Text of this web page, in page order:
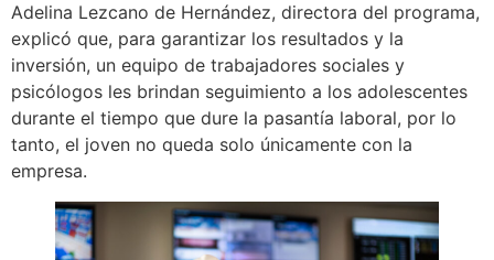
Adelina Lezcano de Hernández, directora del programa,
explicó que, para garantizar los resultados y la
inversión, un equipo de trabajadores sociales y
psicólogos les brindan seguimiento a los adolescentes
durante el tiempo que dure la pasantía laboral, por lo
tanto, el joven no queda solo únicamente con la
empresa.